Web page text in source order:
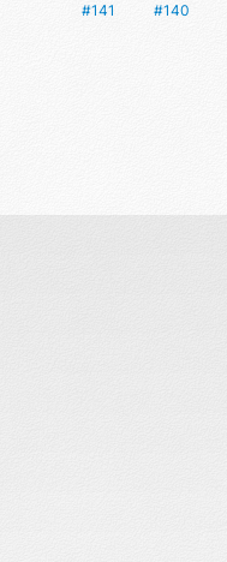
#141 #140